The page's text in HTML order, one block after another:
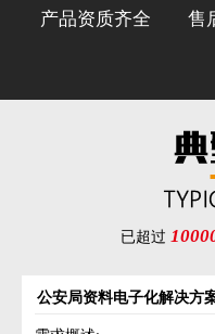
产品资质齐全 售
已超过
公安局资料电子化解决方